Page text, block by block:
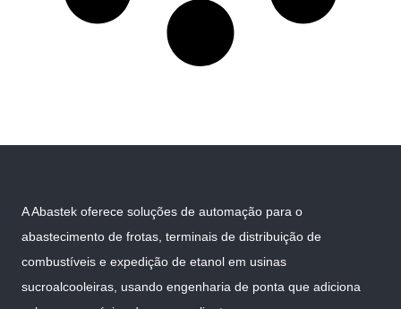
A Abastek oferece soluções de automação para o
abastecimento de frotas, terminais de distribuição de
combustíveis e expedição de etanol em usinas
sucroalcooleiras, usando engenharia de ponta que adiciona